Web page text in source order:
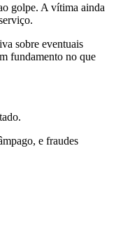
golpe. A vítima ainda
sobre eventuais
fundamento no que
e fraudes